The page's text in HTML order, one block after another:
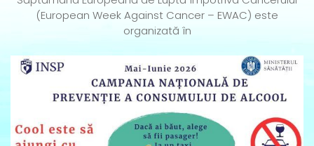
(European Week Against Cancer – EWAC) este
organizată în